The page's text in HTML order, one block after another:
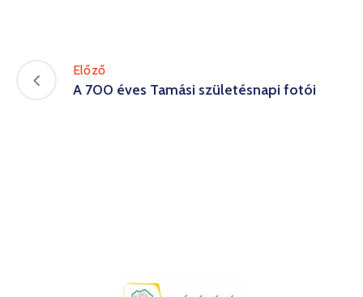
Előző
A 700 éves Tamási születésnapi fotói